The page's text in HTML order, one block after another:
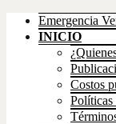
Emergencia
INICIO
Costos
Políticas